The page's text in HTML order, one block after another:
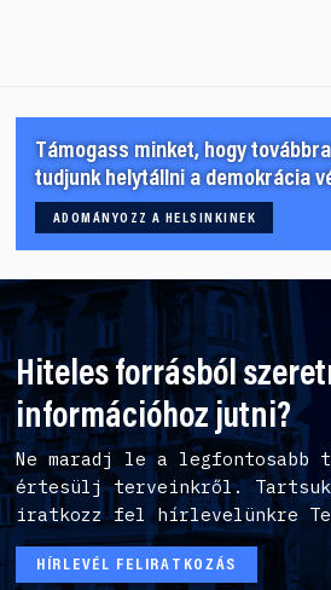
Támogass minket, hogy
tudjunk helytállni a demokrácia
ADOMÁNYOZZ A HELSINKINEK
Hiteles forrásból
információhoz jutni?
Ne maradj le a legfontosabb
értesülj terveinkről.
iratkozz fel hírlevelünkre
HÍRLEVÉL FELIRATKOZÁS